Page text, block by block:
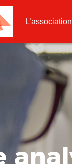
L’association